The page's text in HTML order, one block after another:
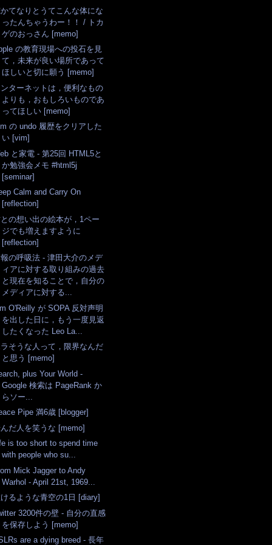
てなりとうてこんな体にな
ったんちゃうわー！！ / トカ
ゲのおっさん [memo]
の教育現場への投石を見
て，未来が良い場所であって
ほしいと切に願う [memo]
ターネットは，便利なもの
よりも，おもしろいものであ
ってほしい [memo]
の undo 履歴をクリアした
い [vim]
と家電 - 第25回 HTML5と
か勉強会メモ #html5j
[seminar]
Calm and Carry On
[reflection]
の想い出の絵本が，1ペー
ジでも増えますように
[reflection]
の呼吸法 - 津田大介のメデ
ィアに対する取り組みの過去
と現在を知ることで，自分の
メディアに対する...
O'Reilly が SOPA 反対声明
を出した日に，もう一度見返
したくなった Leo La...
そうな人って，限界なんだ
と思う [memo]
plus Your World -
Google 検索は PageRank か
らソー...
Pipe 満6歳 [blogger]
だ人を笑うな [memo]
is too short to spend time
with people who su...
Mick Jagger to Andy
Warhol - April 21st, 1969...
るような青空の1日 [diary]
3200件の壁 - 自分の直感
を保存しよう [memo]
are a dying breed - 長年